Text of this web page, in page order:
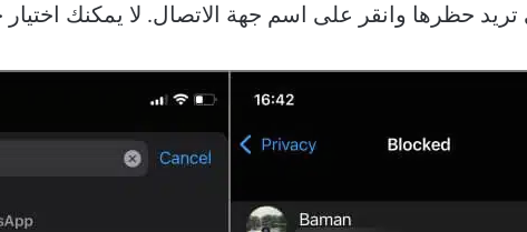
تريد حظرها وانقر على اسم جهة الاتصال. لا يمكنك